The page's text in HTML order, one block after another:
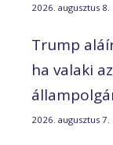
2026. augusztus 8.
Trump
ha valaki
2026. augusztus 7.